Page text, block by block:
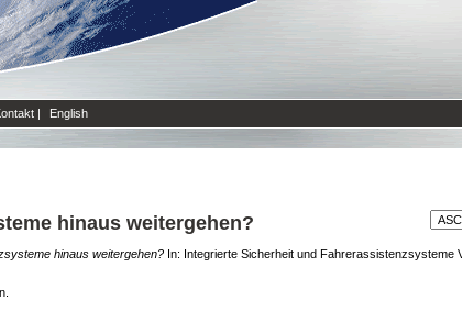
| English
hinaus weitergehen?
hinaus weitergehen? In: Integrierte Sicherheit und Fahrerassistenzsysteme